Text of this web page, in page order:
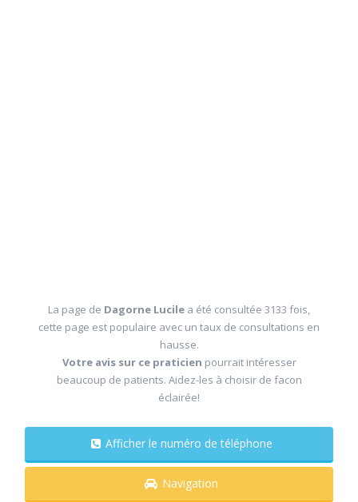
La page de Dagorne Lucile a été consultée 3133 fois,
cette page est populaire avec un taux de consultations en
hausse.
Votre avis sur ce praticien pourrait intéresser
beaucoup de patients. Aidez-les à choisir de facon
éclairée!
Afficher le numéro de téléphone
Navigation